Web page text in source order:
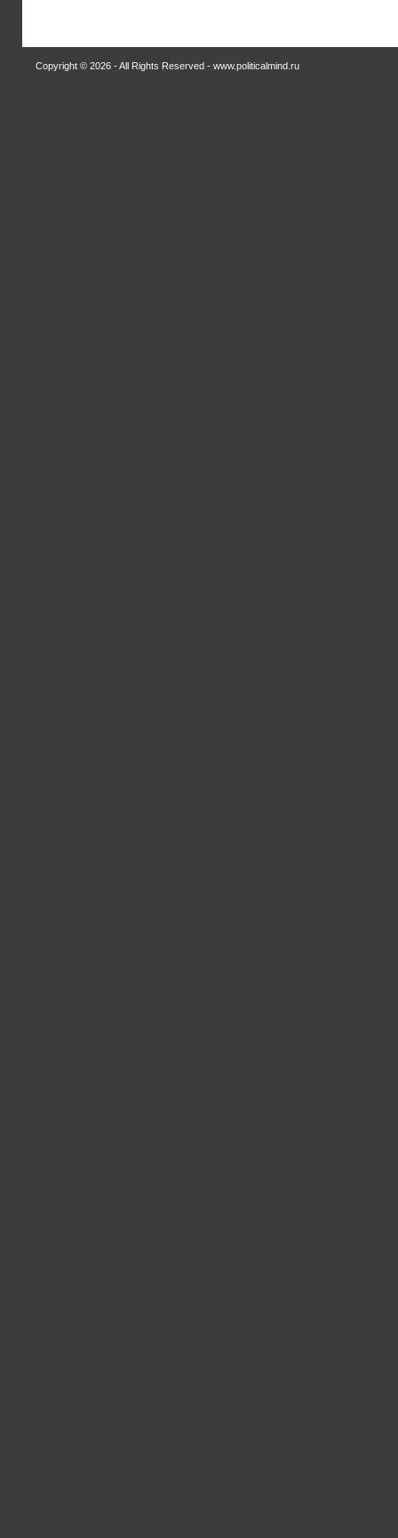
Copyright © 2026 - All Rights Reserved - www.politicalmind.ru